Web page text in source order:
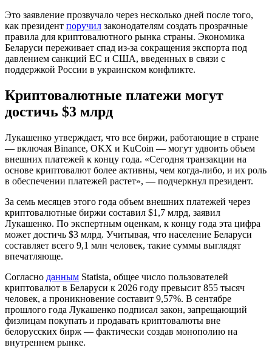
Это заявление прозвучало через несколько дней после того,
как президент поручил законодателям создать прозрачные
правила для криптовалютного рынка страны. Экономика
Беларуси переживает спад из-за сокращения экспорта под
давлением санкций ЕС и США, введенных в связи с
поддержкой России в украинском конфликте.
Криптовалютные платежи могут
достичь $3 млрд
Лукашенко утверждает, что все биржи, работающие в стране
— включая Binance, OKX и KuCoin — могут удвоить объем
внешних платежей к концу года. «Сегодня транзакции на
основе криптовалют более активны, чем когда-либо, и их роль
в обеспечении платежей растет», — подчеркнул президент.
За семь месяцев этого года объем внешних платежей через
криптовалютные биржи составил $1,7 млрд, заявил
Лукашенко. По экспертным оценкам, к концу года эта цифра
может достичь $3 млрд. Учитывая, что население Беларуси
составляет всего 9,1 млн человек, такие суммы выглядят
впечатляюще.
Согласно данным Statista, общее число пользователей
криптовалют в Беларуси к 2026 году превысит 855 тысяч
человек, а проникновение составит 9,57%. В сентябре
прошлого года Лукашенко подписал закон, запрещающий
физлицам покупать и продавать криптовалюты вне
белорусских бирж — фактически создав монополию на
внутреннем рынке.